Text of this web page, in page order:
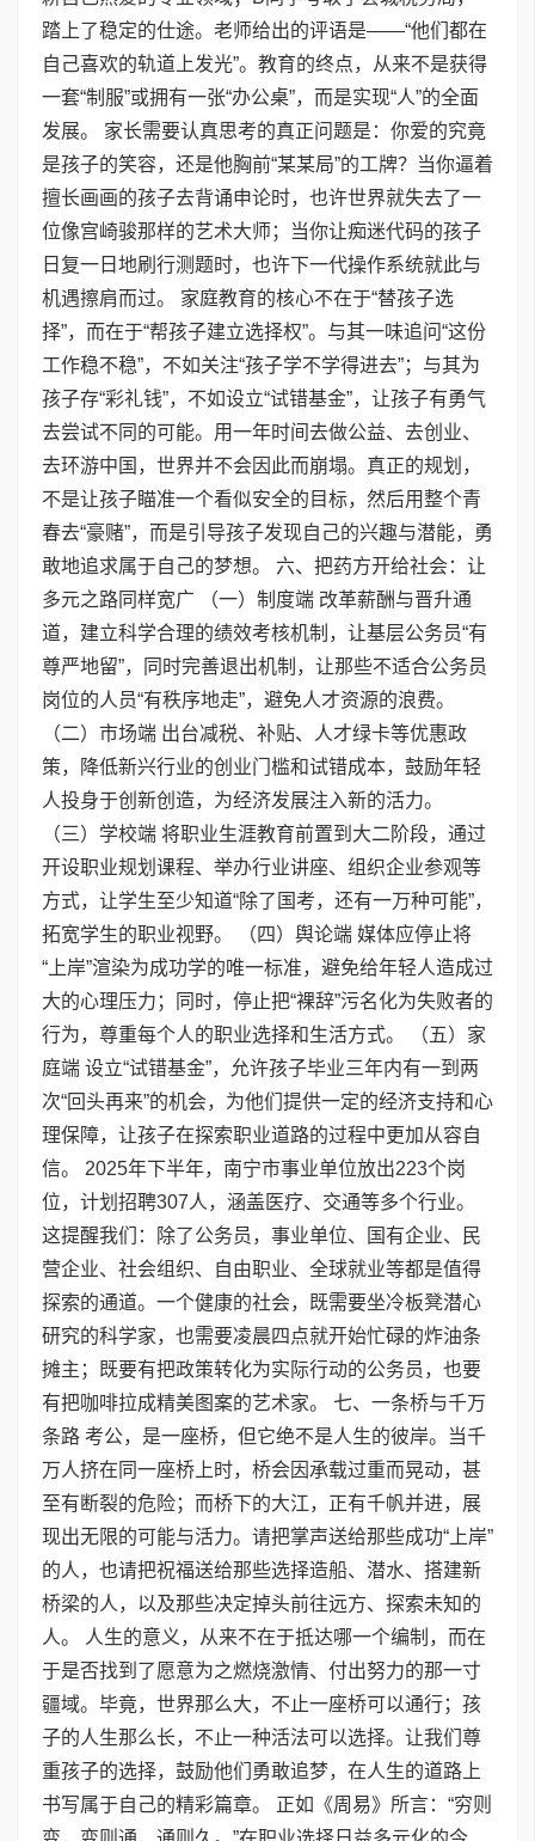
踏上了稳定的仕途。老师给出的评语是——“他们都在
自己喜欢的轨道上发光”。教育的终点，从来不是获得
一套“制服”或拥有一张“办公桌”，而是实现“人”的全面
发展。 家长需要认真思考的真正问题是：你爱的究竟
是孩子的笑容，还是他胸前“某某局”的工牌？当你逼着
擅长画画的孩子去背诵申论时，也许世界就失去了一
位像宫崎骏那样的艺术大师；当你让痴迷代码的孩子
日复一日地刷行测题时，也许下一代操作系统就此与
机遇擦肩而过。 家庭教育的核心不在于“替孩子选
择”，而在于“帮孩子建立选择权”。与其一味追问“这份
工作稳不稳”，不如关注“孩子学不学得进去”；与其为
孩子存“彩礼钱”，不如设立“试错基金”，让孩子有勇气
去尝试不同的可能。用一年时间去做公益、去创业、
去环游中国，世界并不会因此而崩塌。真正的规划，
不是让孩子瞄准一个看似安全的目标，然后用整个青
春去“豪赌”，而是引导孩子发现自己的兴趣与潜能，勇
敢地追求属于自己的梦想。 六、把药方开给社会：让
多元之路同样宽广 （一）制度端 改革薪酬与晋升通
道，建立科学合理的绩效考核机制，让基层公务员“有
尊严地留”，同时完善退出机制，让那些不适合公务员
岗位的人员“有秩序地走”，避免人才资源的浪费。
（二）市场端 出台减税、补贴、人才绿卡等优惠政
策，降低新兴行业的创业门槛和试错成本，鼓励年轻
人投身于创新创造，为经济发展注入新的活力。
（三）学校端 将职业生涯教育前置到大二阶段，通过
开设职业规划课程、举办行业讲座、组织企业参观等
方式，让学生至少知道“除了国考，还有一万种可能”，
拓宽学生的职业视野。 （四）舆论端 媒体应停止将
“上岸”渲染为成功学的唯一标准，避免给年轻人造成过
大的心理压力；同时，停止把“裸辞”污名化为失败者的
行为，尊重每个人的职业选择和生活方式。 （五）家
庭端 设立“试错基金”，允许孩子毕业三年内有一到两
次“回头再来”的机会，为他们提供一定的经济支持和心
理保障，让孩子在探索职业道路的过程中更加从容自
信。 2025年下半年，南宁市事业单位放出223个岗
位，计划招聘307人，涵盖医疗、交通等多个行业。
这提醒我们：除了公务员，事业单位、国有企业、民
营企业、社会组织、自由职业、全球就业等都是值得
探索的通道。一个健康的社会，既需要坐冷板凳潜心
研究的科学家，也需要凌晨四点就开始忙碌的炸油条
摊主；既要有把政策转化为实际行动的公务员，也要
有把咖啡拉成精美图案的艺术家。 七、一条桥与千万
条路 考公，是一座桥，但它绝不是人生的彼岸。当千
万人挤在同一座桥上时，桥会因承载过重而晃动，甚
至有断裂的危险；而桥下的大江，正有千帆并进，展
现出无限的可能与活力。请把掌声送给那些成功“上岸”
的人，也请把祝福送给那些选择造船、潜水、搭建新
桥梁的人，以及那些决定掉头前往远方、探索未知的
人。 人生的意义，从来不在于抵达哪一个编制，而在
于是否找到了愿意为之燃烧激情、付出努力的那一寸
疆域。毕竟，世界那么大，不止一座桥可以通行；孩
子的人生那么长，不止一种活法可以选择。让我们尊
重孩子的选择，鼓励他们勇敢追梦，在人生的道路上
书写属于自己的精彩篇章。 正如《周易》所言：“穷则